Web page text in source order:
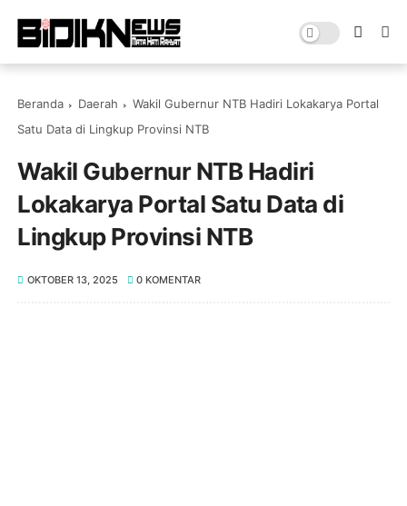
Beranda Daerah
Wakil Gubernur NTB Hadiri Lokakarya Portal
Satu Data di Lingkup Provinsi NTB
Wakil Gubernur NTB Hadiri
Lokakarya Portal Satu Data di
Lingkup Provinsi NTB
OKTOBER 13, 2025 0 KOMENTAR